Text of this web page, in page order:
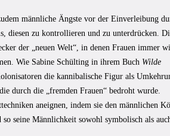
männliche Ängste vor der Einverleibung
diesen zu kontrollieren und zu unterdrücken.
der „neuen Welt“, in denen Frauen immer
Wie Sabine Schülting in ihrem Buch Wilde
die kannibalische Figur als
durch die „fremden Frauen“ bedroht wurde.
aneignen, indem sie den männlichen
seine Männlichkeit sowohl symbolisch als